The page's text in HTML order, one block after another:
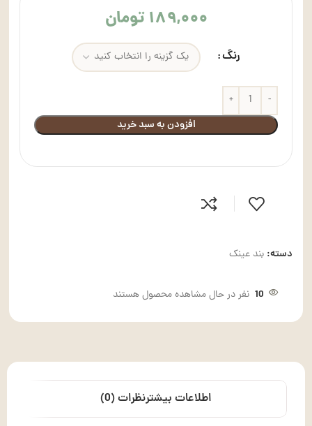
۱۸۹,۰۰۰ تومان
رنگ
افزودن به سبد خرید
دسته: بند عینک
10 نفر در حال مشاهده محصول هستند
اطلاعات بیشترنظرات (0)